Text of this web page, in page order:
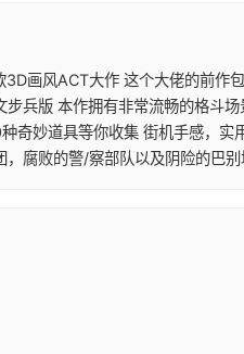
画风ACT大作 这个大佬的前作
兵版 本作拥有非常流畅的格斗
奇妙道具等你收集 街机手感，
腐败的警/察部队以及阴险的巴